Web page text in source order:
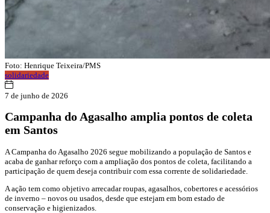
Foto: Henrique Teixeira/PMS
solidariedade
7 de junho de 2026
Campanha do Agasalho amplia pontos de coleta
em Santos
A Campanha do Agasalho 2026 segue mobilizando a população de Santos e
acaba de ganhar reforço com a ampliação dos pontos de coleta, facilitando a
participação de quem deseja contribuir com essa corrente de solidariedade.
A ação tem como objetivo arrecadar roupas, agasalhos, cobertores e acessórios
de inverno – novos ou usados, desde que estejam em bom estado de
conservação e higienizados.